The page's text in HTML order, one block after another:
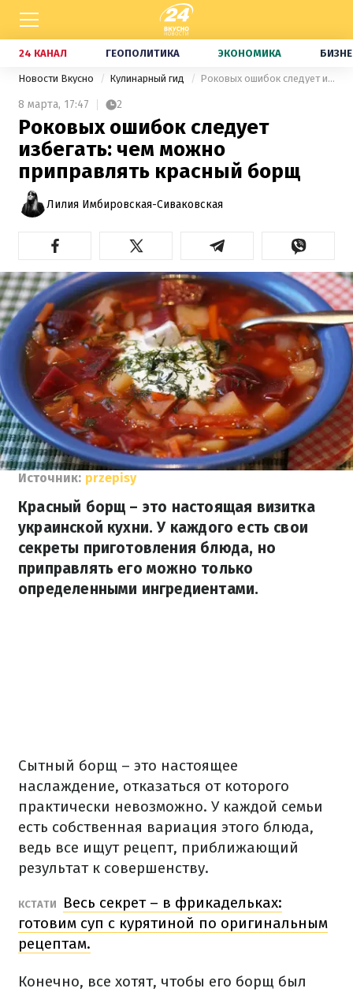
24 КАНАЛ ГЕОПОЛИТИКА ЭКОНОМИКА
Новости Вкусно Кулинарный гид Роковых ошибок следует избегать: чем можно приправлять красный борщ
8 марта, 17:47 2
Роковых ошибок следует
избегать: чем можно
приправлять красный борщ
Лилия Имбировская-Сиваковская
Источник: przepisy
Красный борщ – это настоящая визитка
украинской кухни. У каждого есть свои
секреты приготовления блюда, но
приправлять его можно только
определенными ингредиентами.
Сытный борщ – это настоящее
наслаждение, отказаться от которого
практически невозможно. У каждой семьи
есть собственная вариация этого блюда,
ведь все ищут рецепт, приближающий
результат к совершенству.
КСТАТИ
Весь секрет – в фрикадельках:
готовим суп с курятиной по оригинальным
рецептам.
Конечно, все хотят, чтобы его борщ был